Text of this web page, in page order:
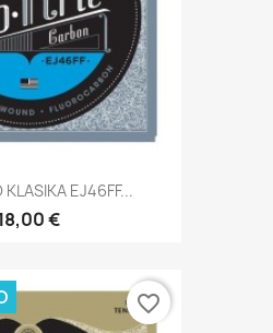
KLASIKA EJ46FF...
€
favorite_border